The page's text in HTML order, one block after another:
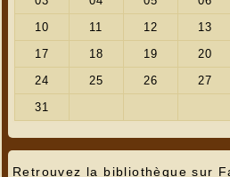
Retrouvez la bibliothèque